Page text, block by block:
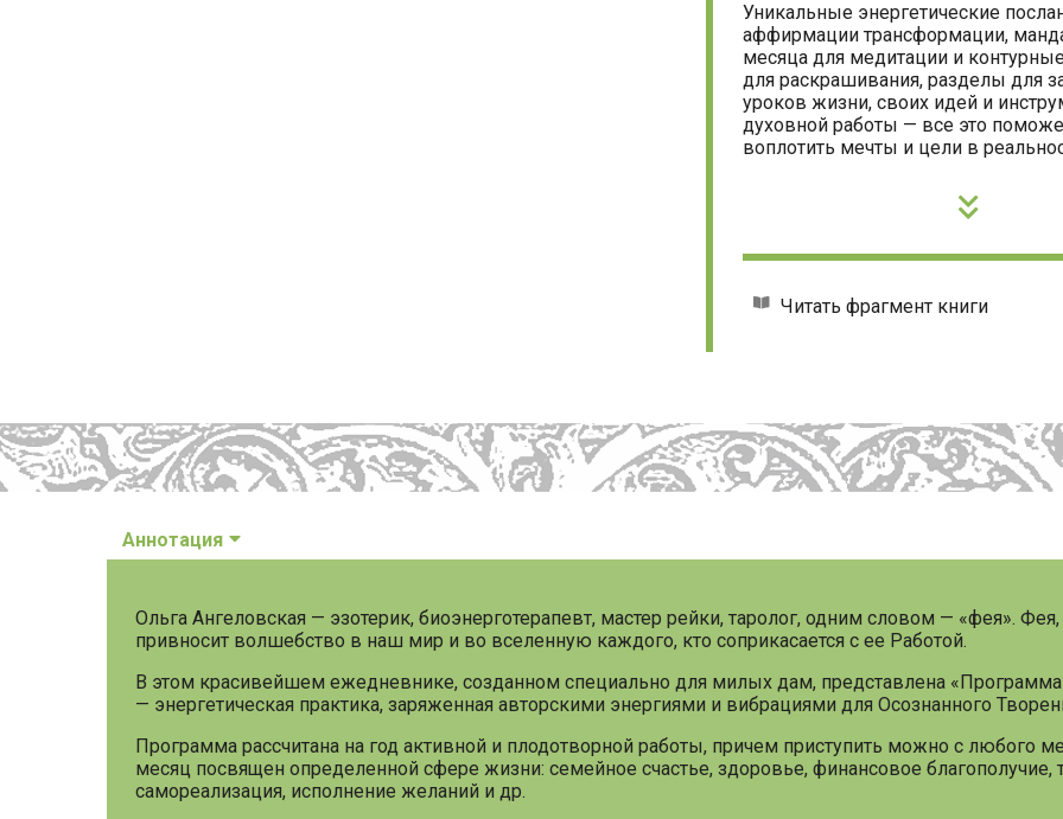
Уникальные энергетические
аффирмации трансформации,
месяца для медитации и
для раскрашивания, разделы для
уроков жизни, своих идей и
духовной работы — все это
воплотить мечты и цели в
Читать фрагмент книги
Аннотация
Ольга Ангеловская — эзотерик, биоэнерготерапевт, мастер рейки, таролог, одним словом — «фея». Фея,
привносит волшебство в наш мир и во вселенную каждого, кто соприкасается с ее Работой.
В этом красивейшем ежедневнике, созданном специально для милых дам, представлена «Программа
— энергетическая практика, заряженная авторскими энергиями и вибрациями для Осознанного
Программа рассчитана на год активной и плодотворной работы, причем приступить можно с любого
месяц посвящен определенной сфере жизни: семейное счастье, здоровье, финансовое благополучие,
самореализация, исполнение желаний и др.